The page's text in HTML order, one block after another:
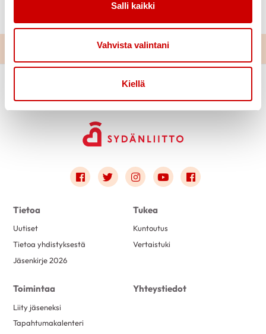
Salli kaikki
Vahvista valintani
Kiellä
orivesi@taitopirkanmaa.fi, puh.
Link to facebook
Link to twitter
Link to instagram
Link to youtube
Link to facebook
Tietoa
Uutiset
Tietoa yhdistyksestä
Jäsenkirje 2026
Tukea
Kuntoutus
Vertaistuki
Toimintaa
Liity jäseneksi
Tapahtumakalenteri
Yhteystiedot